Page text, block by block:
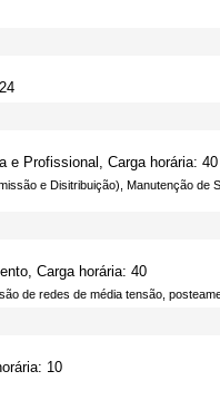
e Profissional, Carga horária: 40
e Disitribuição), Manutenção de
Carga horária: 40
de redes de média tensão,
10